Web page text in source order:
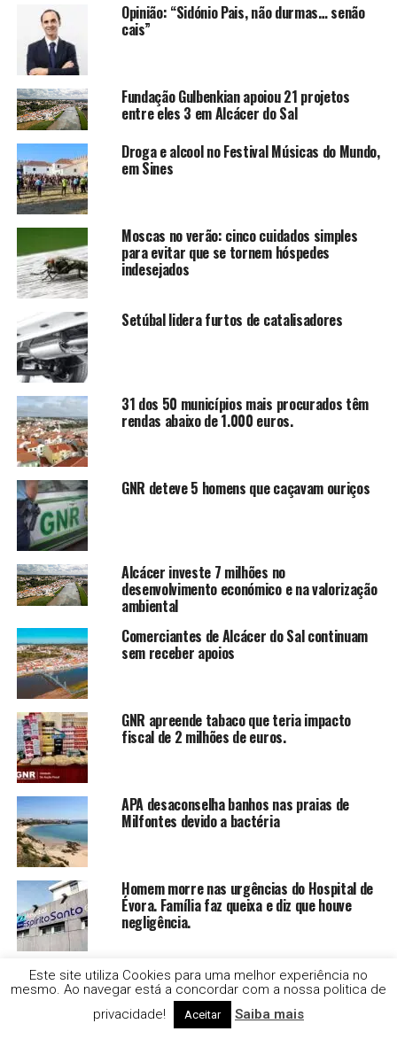
Opinião: “Sidónio Pais, não durmas… senão
cais”
Fundação Gulbenkian apoiou 21 projetos
entre eles 3 em Alcácer do Sal
Droga e alcool no Festival Músicas do Mundo,
em Sines
Moscas no verão: cinco cuidados simples
para evitar que se tornem hóspedes
indesejados
Setúbal lidera furtos de catalisadores
31 dos 50 municípios mais procurados têm
rendas abaixo de 1.000 euros.
GNR deteve 5 homens que caçavam ouriços
Alcácer investe 7 milhões no
desenvolvimento económico e na valorização
ambiental
Comerciantes de Alcácer do Sal continuam
sem receber apoios
GNR apreende tabaco que teria impacto
fiscal de 2 milhões de euros.
APA desaconselha banhos nas praias de
Milfontes devido a bactéria
Homem morre nas urgências do Hospital de
Évora. Família faz queixa e diz que houve
negligência.
Centros de Saúde em risco de perder
financiamento do PRR
Este site utiliza Cookies para uma melhor experiência no
mesmo. Ao navegar está a concordar com a nossa politica de
privacidade!
Aceitar Saiba mais